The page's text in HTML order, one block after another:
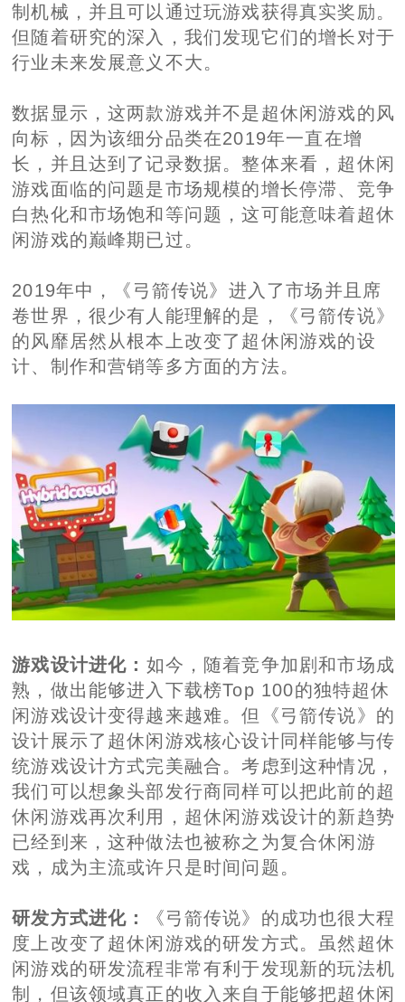
制机械，并且可以通过玩游戏获得真实奖励。
但随着研究的深入，我们发现它们的增长对于
行业未来发展意义不大。
数据显示，这两款游戏并不是超休闲游戏的风
向标，因为该细分品类在2019年一直在增
长，并且达到了记录数据。整体来看，超休闲
游戏面临的问题是市场规模的增长停滞、竞争
白热化和市场饱和等问题，这可能意味着超休
闲游戏的巅峰期已过。
2019年中，《弓箭传说》进入了市场并且席
卷世界，很少有人能理解的是，《弓箭传说》
的风靡居然从根本上改变了超休闲游戏的设
计、制作和营销等多方面的方法。
游戏设计进化： 如今，随着竞争加剧和市场成
熟，做出能够进入下载榜Top 100的独特超休
闲游戏设计变得越来越难。但《弓箭传说》的
设计展示了超休闲游戏核心设计同样能够与传
统游戏设计方式完美融合。考虑到这种情况，
我们可以想象头部发行商同样可以把此前的超
休闲游戏再次利用，超休闲游戏设计的新趋势
已经到来，这种做法也被称之为复合休闲游
戏，成为主流或许只是时间问题。
研发方式进化：
《弓箭传说》的成功也很大程
度上改变了超休闲游戏的研发方式。虽然超休
闲游戏的研发流程非常有利于发现新的玩法机
制，但该领域真正的收入来自于能够把超休闲